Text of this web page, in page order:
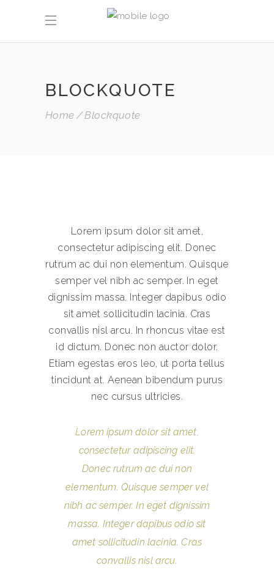
BLOCKQUOTE
Home Blockquote
Lorem ipsum dolor sit amet,
consectetur adipiscing elit. Donec
rutrum ac dui non elementum. Quisque
semper vel nibh ac semper. In eget
dignissim massa. Integer dapibus odio
sit amet sollicitudin lacinia. Cras
convallis nisl arcu. In rhoncus vitae est
id dictum. Donec non auctor dolor.
Etiam egestas eros leo, ut porta tellus
tincidunt at. Aenean bibendum purus
nec cursus ultricies.
Lorem ipsum dolor sit amet,
consectetur adipiscing elit.
Donec rutrum ac dui non
elementum. Quisque semper vel
nibh ac semper. In eget dignissim
massa. Integer dapibus odio sit
amet sollicitudin lacinia. Cras
convallis nisl arcu.